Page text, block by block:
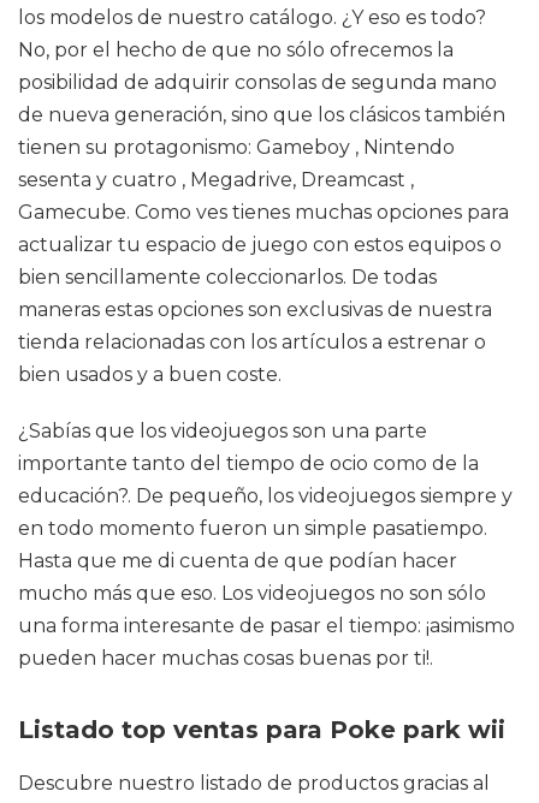
los modelos de nuestro catálogo. ¿Y eso es todo?
No, por el hecho de que no sólo ofrecemos la
posibilidad de adquirir consolas de segunda mano
de nueva generación, sino que los clásicos también
tienen su protagonismo: Gameboy , Nintendo
sesenta y cuatro , Megadrive, Dreamcast ,
Gamecube. Como ves tienes muchas opciones para
actualizar tu espacio de juego con estos equipos o
bien sencillamente coleccionarlos. De todas
maneras estas opciones son exclusivas de nuestra
tienda relacionadas con los artículos a estrenar o
bien usados y a buen coste.
¿Sabías que los videojuegos son una parte
importante tanto del tiempo de ocio como de la
educación?. De pequeño, los videojuegos siempre y
en todo momento fueron un simple pasatiempo.
Hasta que me di cuenta de que podían hacer
mucho más que eso. Los videojuegos no son sólo
una forma interesante de pasar el tiempo: ¡asimismo
pueden hacer muchas cosas buenas por ti!.
Listado top ventas para Poke park wii
Descubre nuestro listado de productos gracias al